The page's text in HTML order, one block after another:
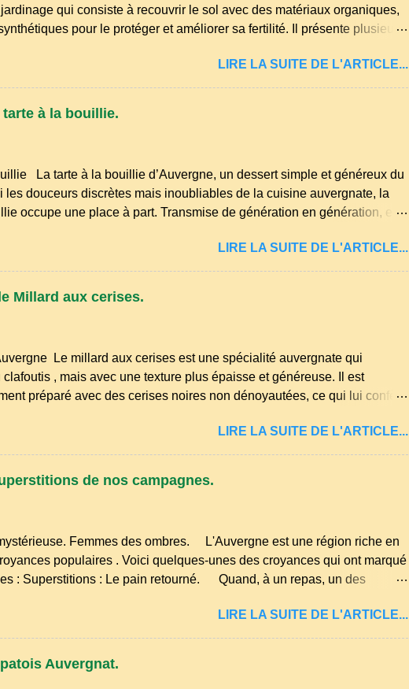
qui consiste à recouvrir le sol avec des matériaux organiques,
pour le protéger et améliorer sa fertilité. Il présente plusieurs
du sol. Diminution des mauvaises herbes : Il empêche la lumière
ce qui freine la germination des adventices. Protection contre les
Il préserve le sol du froid en hiver et de la chaleur excessive en été.
la structure du sol : Les paillis organiques se décomposent et
et premiers semis sont à l...
LIRE LA SUITE DE L'ARTICLE...
à la bouillie.
La tarte à la bouillie d’Auvergne, un dessert simple et généreux du
douceurs discrètes mais inoubliables de la cuisine auvergnate, la
occupe une place à part. Transmise de génération en génération, elle
partageait des recettes simples, nourrissantes et pleines de
les campagnes du Puy‑de‑Dôme, du Cantal ou de la Haute‑Loire,
autrefois un dessert du quotidien, préparé avec les ingrédients les plus
farine, sucre, œufs… et beaucoup de savoir‑faire. Comme beaucoup
fioritures ...
LIRE LA SUITE DE L'ARTICLE...
Millard aux cerises.
Le millard aux cerises est une spécialité auvergnate qui
clafoutis , mais avec une texture plus épaisse et généreuse. Il est
préparé avec des cerises noires non dénoyautées, ce qui lui confère
500 g de cerises noires si possible , la tradition les recommande . Il
250 g de farine, 50g de sucre un verre de lait, 1 pincée de sel et 30 g
l'eau rapidement, puis séchez-les sur un torchon.
LIRE LA SUITE DE L'ARTICLE...
de nos campagnes.
Femmes des ombres. L'Auvergne est une région riche en
populaires . Voici quelques-unes des croyances qui ont marqué
: Superstitions : Le pain retourné. Quand, à un repas, un des
ou leur couteau. Aussitôt que le propriétaire du pain s’en aperçoit, il
le bon coté, mais il doit payer autant de bouteilles de vin qu’il y a de
Quand deux chemins se rencontrent et se coupent, leur intersection
LIRE LA SUITE DE L'ARTICLE...
Auvergnat.